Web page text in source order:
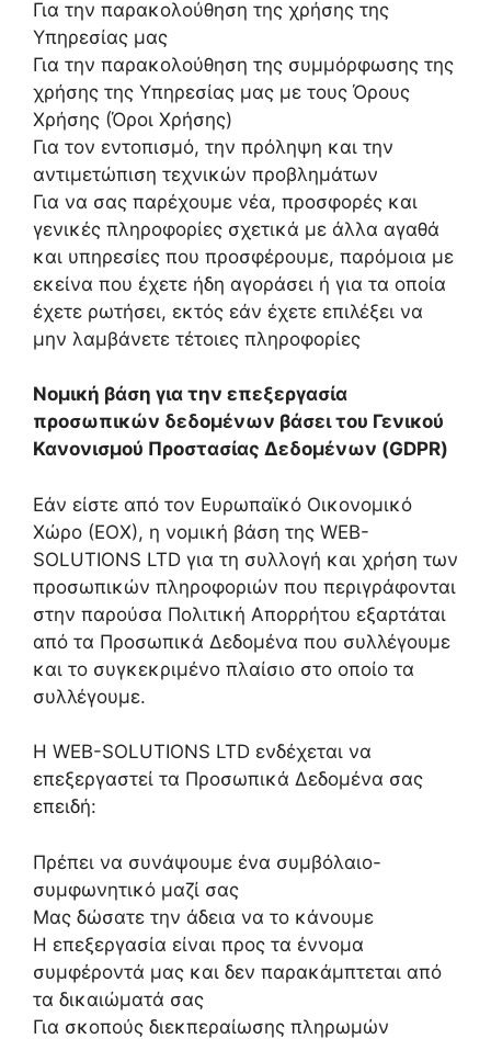
Για την παρακολούθηση της χρήσης της
Υπηρεσίας μας
Για την παρακολούθηση της συμμόρφωσης της
χρήσης της Υπηρεσίας μας με τους Όρους
Χρήσης (Όροι Χρήσης)
Για τον εντοπισμό, την πρόληψη και την
αντιμετώπιση τεχνικών προβλημάτων
Για να σας παρέχουμε νέα, προσφορές και
γενικές πληροφορίες σχετικά με άλλα αγαθά
και υπηρεσίες που προσφέρουμε, παρόμοια με
εκείνα που έχετε ήδη αγοράσει ή για τα οποία
έχετε ρωτήσει, εκτός εάν έχετε επιλέξει να
μην λαμβάνετε τέτοιες πληροφορίες
Νομική βάση για την επεξεργασία
προσωπικών δεδομένων βάσει του Γενικού
Κανονισμού Προστασίας Δεδομένων (GDPR)
Εάν είστε από τον Ευρωπαϊκό Οικονομικό
Χώρο (ΕΟΧ), η νομική βάση της WEB-
SOLUTIONS LTD για τη συλλογή και χρήση των
προσωπικών πληροφοριών που περιγράφονται
στην παρούσα Πολιτική Απορρήτου εξαρτάται
από τα Προσωπικά Δεδομένα που συλλέγουμε
και το συγκεκριμένο πλαίσιο στο οποίο τα
συλλέγουμε.
Η WEB-SOLUTIONS LTD ενδέχεται να
επεξεργαστεί τα Προσωπικά Δεδομένα σας
επειδή:
Πρέπει να συνάψουμε ένα συμβόλαιο-
συμφωνητικό μαζί σας
Μας δώσατε την άδεια να το κάνουμε
Η επεξεργασία είναι προς τα έννομα
συμφέροντά μας και δεν παρακάμπτεται από
τα δικαιώματά σας
Για σκοπούς διεκπεραίωσης πληρωμών